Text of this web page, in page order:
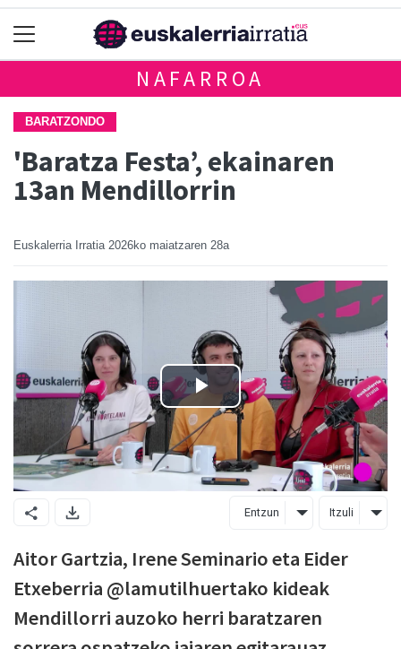
NAFARROA
BARATZONDO
'Baratza Festa’, ekainaren
13an Mendillorrin
Euskalerria Irratia 2026ko maiatzaren 28a
Entzun Itzuli
Aitor Gartzia, Irene Seminario eta Eider
Etxeberria @lamutilhuertako kideak
Mendillorri auzoko herri baratzaren